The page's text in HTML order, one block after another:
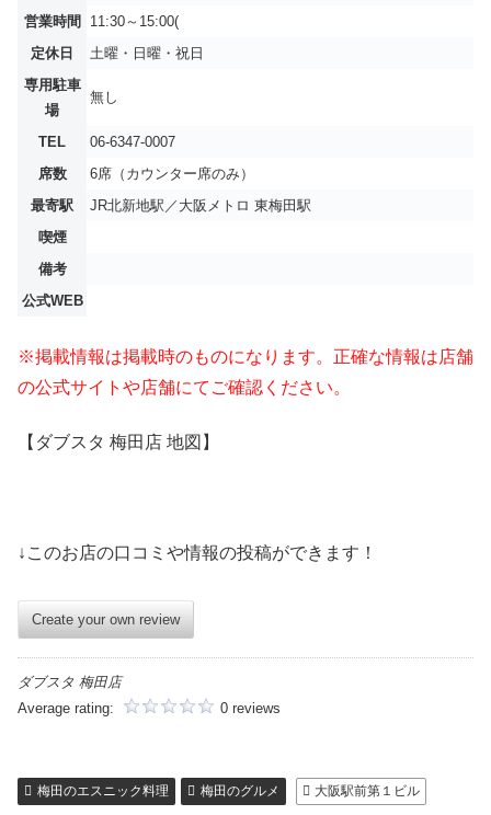
営業時間
11:30～15:00(
定休日
土曜・日曜・祝日
専用駐車
場
無し
TEL
06-6347-0007
席数
6席（カウンター席のみ）
最寄駅
JR北新地駅／大阪メトロ 東梅田駅
喫煙
備考
公式WEB
※掲載情報は掲載時のものになります。正確な情報は店舗
の公式サイトや店舗にてご確認ください。
【ダブスタ 梅田店 地図】
↓このお店の口コミや情報の投稿ができます！
Create your own review
ダブスタ 梅田店
Average rating:
0 reviews
梅田のエスニック料理 梅田のグルメ 大阪駅前第１ビル